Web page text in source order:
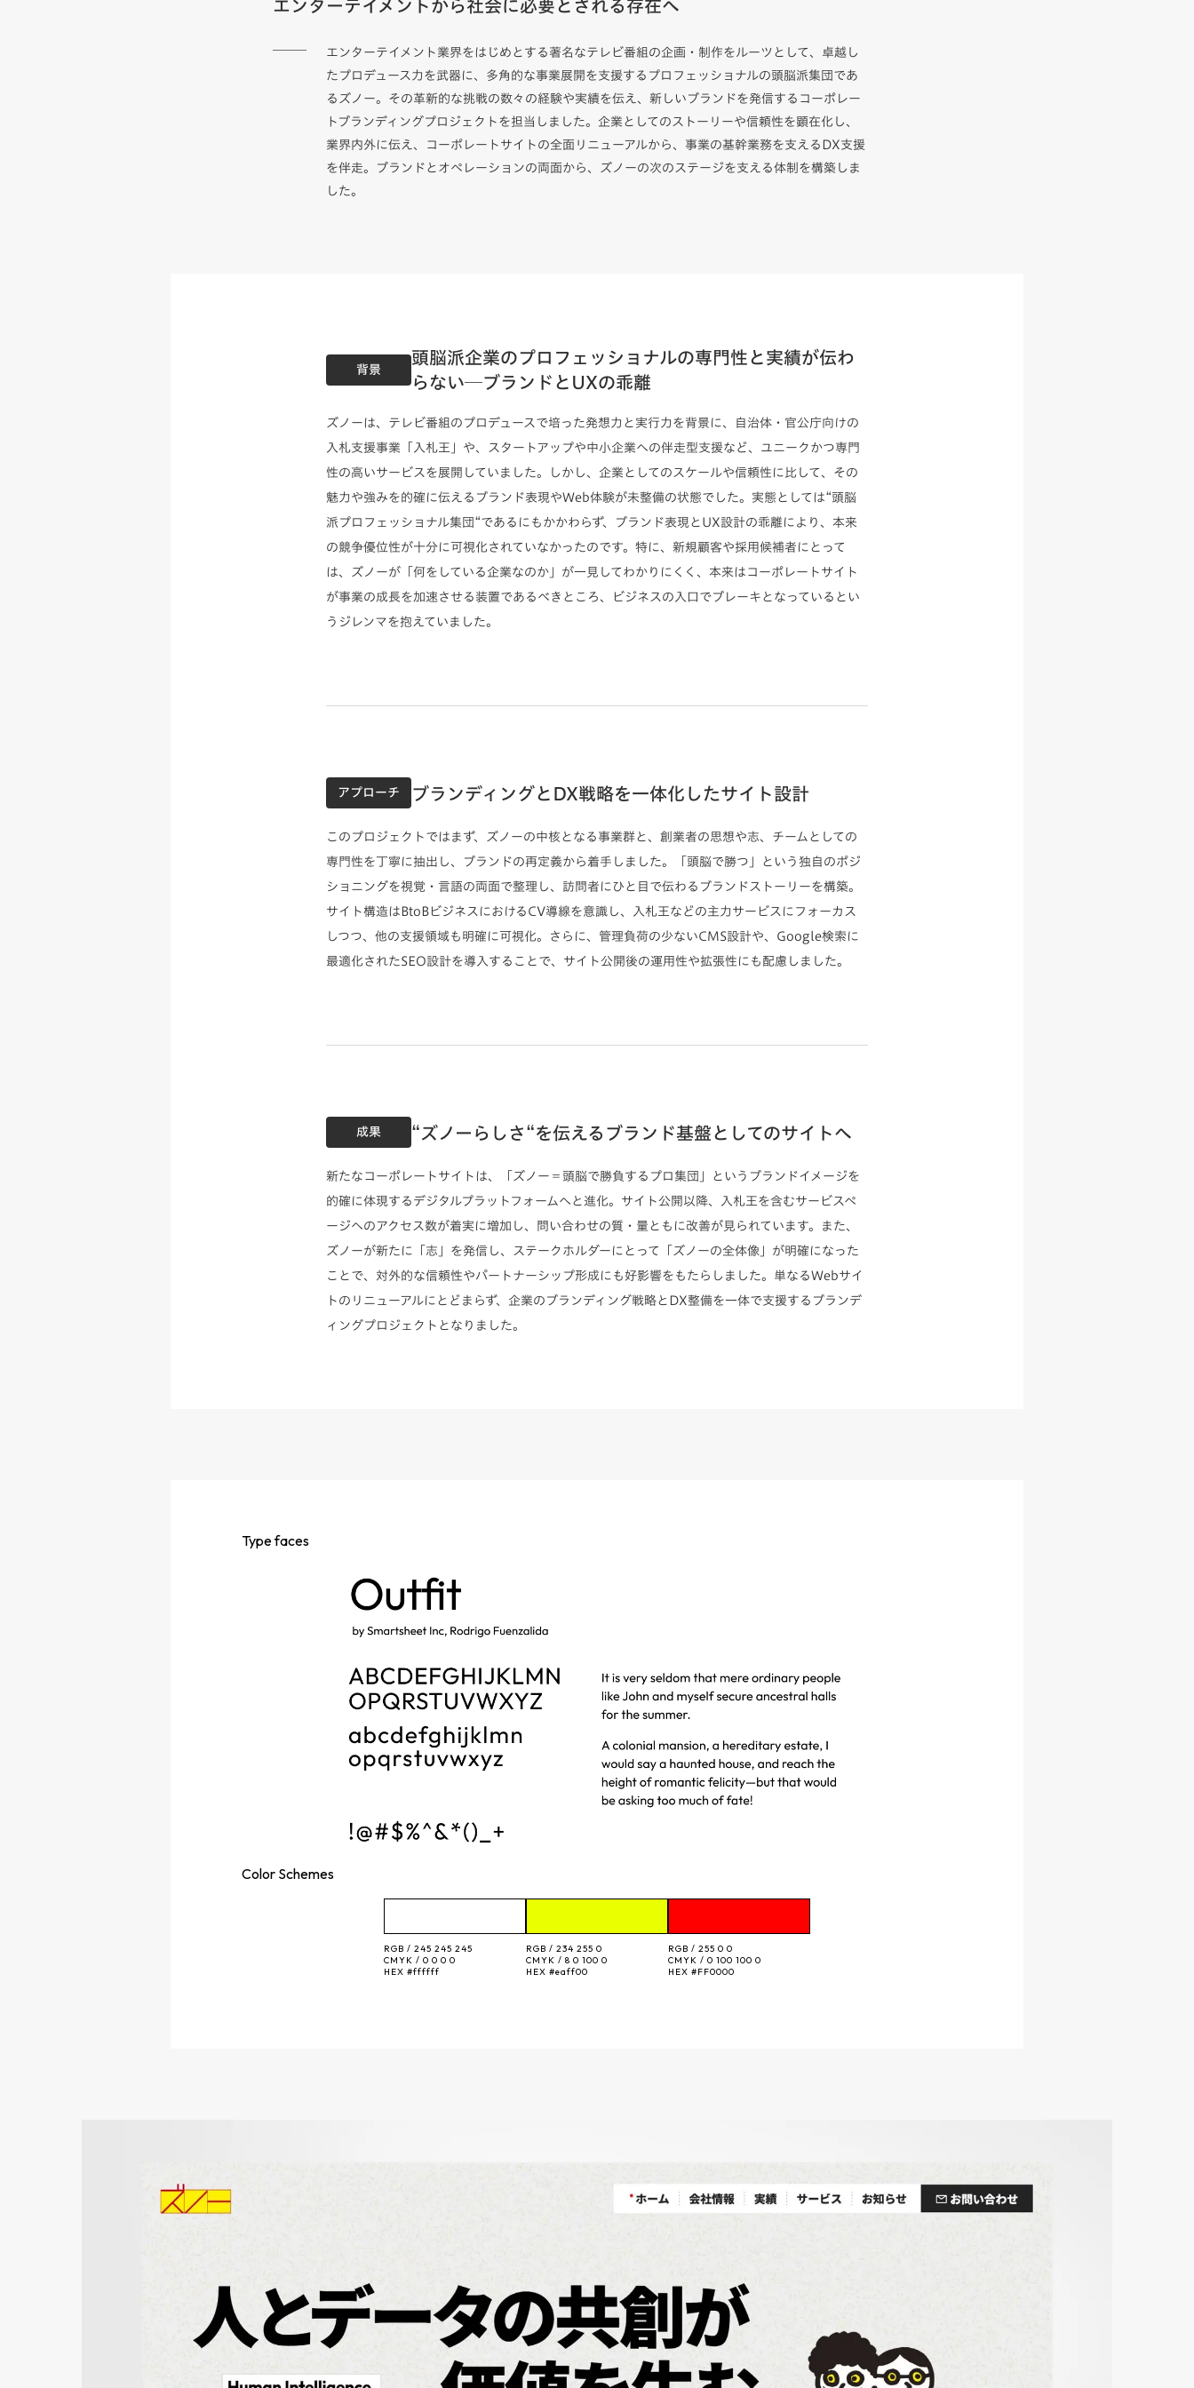
エンターテイメントから社会に必要とされる存在へ
エンターテイメント業界をはじめとする著名なテレビ番組の企画・制作をルーツとして、卓越し
たプロデュース力を武器に、多角的な事業展開を支援するプロフェッショナルの頭脳派集団であ
るズノー。その革新的な挑戦の数々の経験や実績を伝え、新しいブランドを発信するコーポレー
トブランディングプロジェクトを担当しました。企業としてのストーリーや信頼性を顕在化し、
業界内外に伝え、コーポレートサイトの全面リニューアルから、事業の基幹業務を支えるDX支援
を伴走。ブランドとオペレーションの両面から、ズノーの次のステージを支える体制を構築しま
した。
背景
頭脳派企業のプロフェッショナルの専門性と実績が伝わ
らない─ブランドとUXの乖離
ズノーは、テレビ番組のプロデュースで培った発想力と実行力を背景に、自治体・官公庁向けの
入札支援事業「入札王」や、スタートアップや中小企業への伴走型支援など、ユニークかつ専門
性の高いサービスを展開していました。しかし、企業としてのスケールや信頼性に比して、その
魅力や強みを的確に伝えるブランド表現やWeb体験が未整備の状態でした。実態としては“頭脳
派プロフェッショナル集団“であるにもかかわらず、ブランド表現とUX設計の乖離により、本来
の競争優位性が十分に可視化されていなかったのです。特に、新規顧客や採用候補者にとって
は、ズノーが「何をしている企業なのか」が一見してわかりにくく、本来はコーポレートサイト
が事業の成長を加速させる装置であるべきところ、ビジネスの入口でブレーキとなっているとい
うジレンマを抱えていました。
アプローチ ブランディングとDX戦略を一体化したサイト設計
このプロジェクトではまず、ズノーの中核となる事業群と、創業者の思想や志、チームとしての
専門性を丁寧に抽出し、ブランドの再定義から着手しました。「頭脳で勝つ」という独自のポジ
ショニングを視覚・言語の両面で整理し、訪問者にひと目で伝わるブランドストーリーを構築。
サイト構造はBtoBビジネスにおけるCV導線を意識し、入札王などの主力サービスにフォーカス
しつつ、他の支援領域も明確に可視化。さらに、管理負荷の少ないCMS設計や、Google検索に
最適化されたSEO設計を導入することで、サイト公開後の運用性や拡張性にも配慮しました。
成果 “ズノーらしさ“を伝えるブランド基盤としてのサイトへ
新たなコーポレートサイトは、「ズノー＝頭脳で勝負するプロ集団」というブランドイメージを
的確に体現するデジタルプラットフォームへと進化。サイト公開以降、入札王を含むサービスペ
ージへのアクセス数が着実に増加し、問い合わせの質・量ともに改善が見られています。また、
ズノーが新たに「志」を発信し、ステークホルダーにとって「ズノーの全体像」が明確になった
ことで、対外的な信頼性やパートナーシップ形成にも好影響をもたらしました。単なるWebサイ
トのリニューアルにとどまらず、企業のブランディング戦略とDX整備を一体で支援するブランデ
ィングプロジェクトとなりました。
Typefaces
Color Schemes
RGB / 245 245 245
CMYK / 0 0 0 0
HEX #ffffff
RGB / 234 255 0
CMYK / 8 0 100 0
HEX #eaff00
RGB / 255 0 0
CMYK / 0 100 100 0
HEX #FF0000